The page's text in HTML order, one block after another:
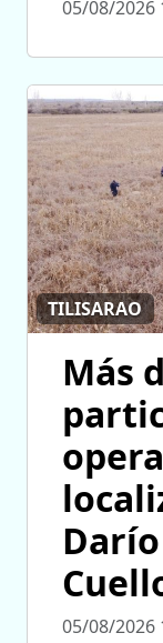
05/08/2026
TILISARAO
Más
05/08/2026